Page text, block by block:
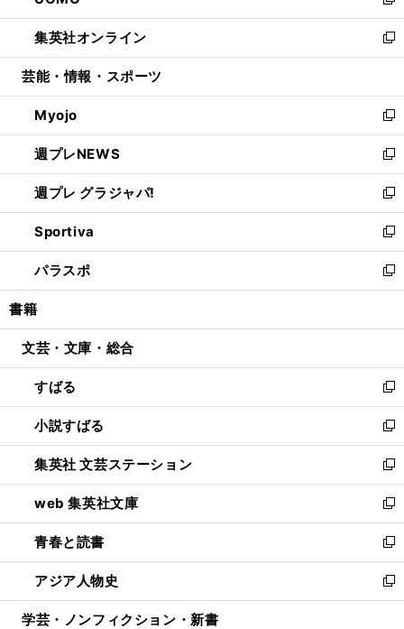
開
く
ウ
で
開
ン
ド
ウ
開
く
ウ
ィ
ン
ウ
で
開
く
し
い
ウ
ン
ド
ウ
で
開
く
集英社オンライン
新
し
ウ
ィ
ン
ド
ウ
で
開
く
芸能・情報・スポーツ
Myojo
新
し
い
ウ
ィ
ン
ド
ウ
で
開
週プレNEWS
新
し
い
ウ
ィ
ン
ド
ウ
開
週プレ グラジャパ!
新
し
い
ウ
ィ
ン
ウ
開
く
Sportiva
新
し
い
ウ
ン
ウ
で
開
く
パラスポ
新
し
ウ
ン
ド
ウ
で
開
く
書籍
文芸・文庫・総合
すばる
新
し
い
ウ
ィ
ン
ド
ウ
で
開
く
小説すばる
新
し
い
ウ
ィ
ン
ド
ウ
で
開
集英社 文芸ステーション
新
し
い
ウ
ィ
ン
ド
ウ
web 集英社文庫
新
し
い
ウ
ィ
ン
青春と読書
新
し
い
ウ
アジア人物史
新
し
学芸・ノンフィクション・新書